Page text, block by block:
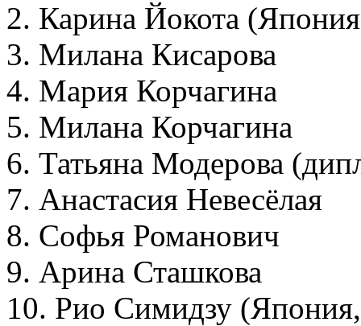
2. Карина Йокота
3. Милана Кисарова
4. Мария Корчагина
5. Милана Корчагина
6. Татьяна Модерова
7. Анастасия Невесёлая
8. Софья Романович
9. Арина Сташкова
10. Рио Симидзу (Япония,